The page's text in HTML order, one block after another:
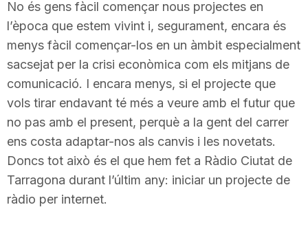
a
t
e
T
No és gens fàcil començar nous projectes en
l’època que estem vivint i, segurament, encara és
menys fàcil començar-los en un àmbit especialment
sacsejat per la crisi econòmica com els mitjans de
comunicació. I encara menys, si el projecte que
vols tirar endavant té més a veure amb el futur que
no pas amb el present, perquè a la gent del carrer
ens costa adaptar-nos als canvis i les novetats.
Doncs tot això és el que hem fet a Ràdio Ciutat de
Tarragona durant l’últim any: iniciar un projecte de
ràdio per internet.